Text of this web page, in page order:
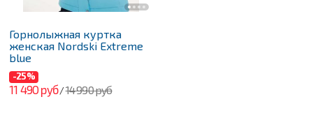
Горнолыжная куртка
женская Nordski Extreme
blue
-25%
11 490 руб/14 990 руб